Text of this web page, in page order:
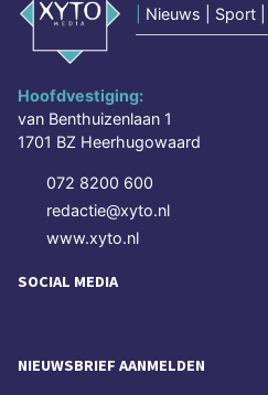
Nieuws | Sport
Hoofdvestiging:
van Benthuizenlaan 1
1701 BZ Heerhugowaard
072 8200 600
redactie@xyto.nl
www.xyto.nl
SOCIAL MEDIA
NIEUWSBRIEF AANMELDEN